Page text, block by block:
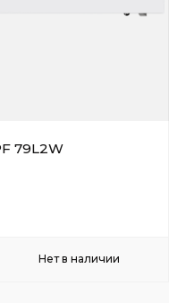
79L2W
Нет в наличии